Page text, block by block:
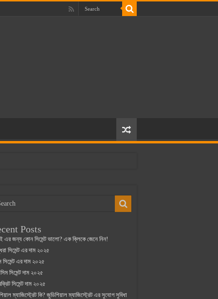
Posts
এর জন্য কোন সিমেন্ট ভালো? এক ক্লিকে জেনে নিন!
সিমেন্ট এর দাম ২০২৫
সিমেন্ট এর দাম ২০২৫
সিমেন্ট দাম ২০২৫
সিমেন্ট দাম ২০২৫
ম্যাজিস্ট্রেট কি? জুডিশিয়াল ম্যাজিস্ট্রেট এর সুযোগ সুবিধা